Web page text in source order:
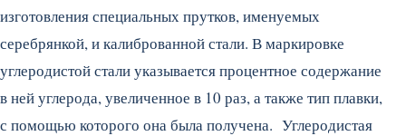
изготовления специальных прутков, именуемых
серебрянкой, и калиброванной стали. В маркировке
углеродистой стали указывается процентное содержание
в ней углерода, увеличенное в 10 раз, а также тип плавки,
с помощью которого она была получена. Углеродистая